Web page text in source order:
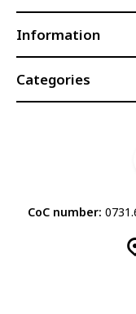
Information
Categories
CoC number: